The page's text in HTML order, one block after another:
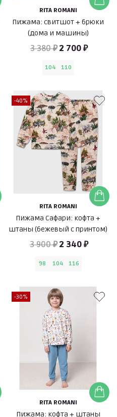
RITA ROMANI
Пижама: свитшот + брюки
(дома и машины)
3 380 ₽ 2 700 ₽
104 110
-40%
RITA ROMANI
Пижама Сафари: кофта +
штаны (бежевый с принтом)
3 900 ₽ 2 340 ₽
98 104 116
-30%
RITA ROMANI
Пижама: кофта + штаны